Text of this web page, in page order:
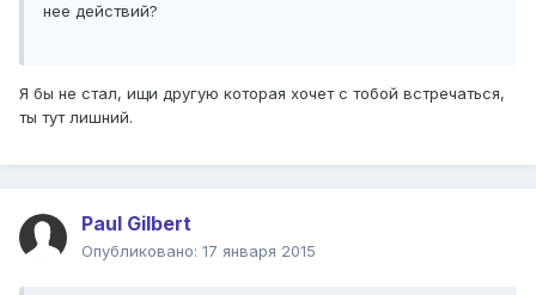
нее действий?
Я бы не стал, ищи другую которая хочет с тобой встречаться,
ты тут лишний.
Paul Gilbert
Опубликовано: 17 января 2015